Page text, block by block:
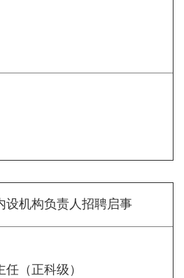
设机构负责人招聘启事
（正科级）